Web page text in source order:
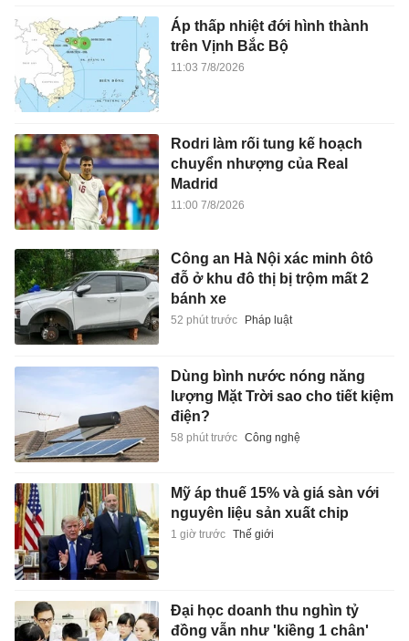
Áp thấp nhiệt đới hình thành
trên Vịnh Bắc Bộ
11:03 7/8/2026
Rodri làm rối tung kế hoạch
chuyển nhượng của Real
Madrid
11:00 7/8/2026
Công an Hà Nội xác minh ôtô
đỗ ở khu đô thị bị trộm mất 2
bánh xe
52 phút trước Pháp luật
Dùng bình nước nóng năng
lượng Mặt Trời sao cho tiết kiệm
điện?
58 phút trước Công nghệ
Mỹ áp thuế 15% và giá sàn với
nguyên liệu sản xuất chip
1 giờ trước Thế giới
Đại học doanh thu nghìn tỷ
đồng vẫn như 'kiềng 1 chân'